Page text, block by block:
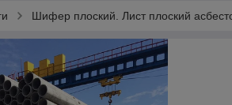
Шифер плоский. Лист плоский